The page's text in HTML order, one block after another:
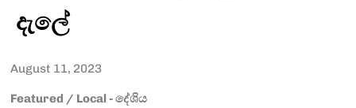
දැලේ
August 11, 2023
Featured / Local - දේශිය